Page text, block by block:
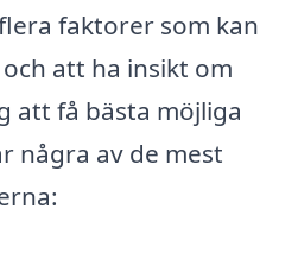
faktorer som kan
att ha insikt om
att få bästa möjliga
några av de mest